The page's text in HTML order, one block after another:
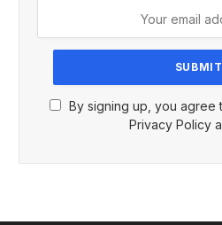
By signing up, you agree
Privacy Policy